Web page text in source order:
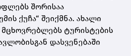
შორისაა
ქუჩა“ შეიქმნა. ახალი
ტურისტების
დასვენებაში